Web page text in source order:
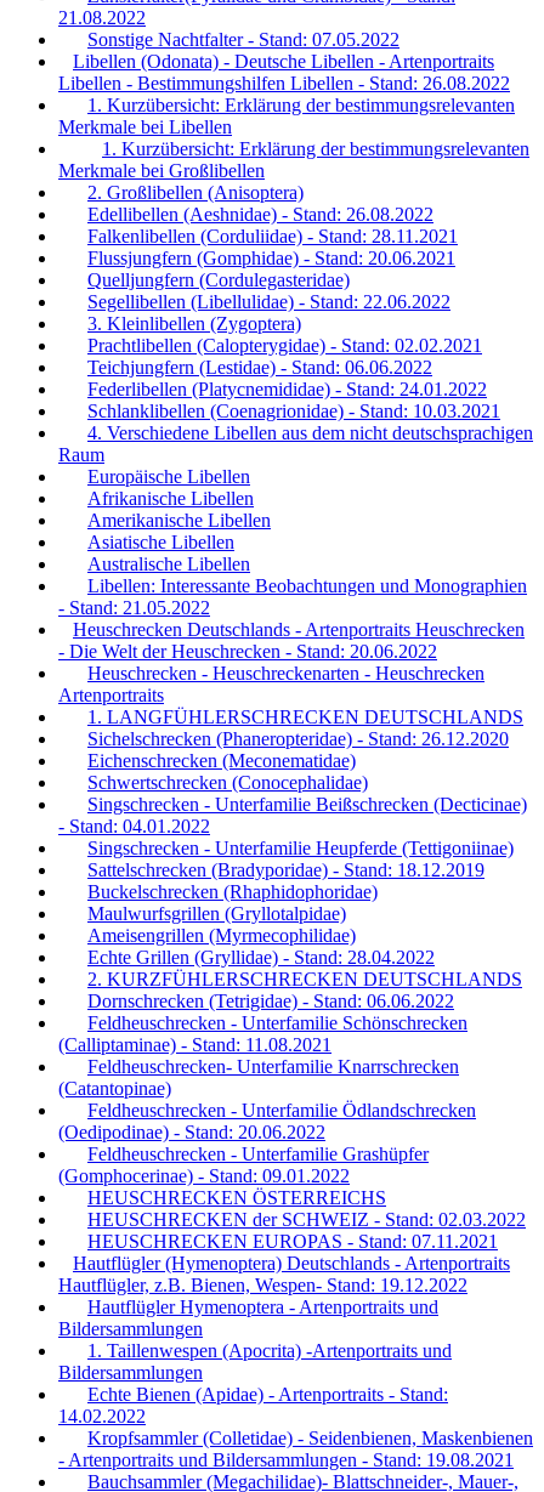
21.08.2022
Sonstige Nachtfalter - Stand: 07.05.2022
Libellen (Odonata) - Deutsche Libellen - Artenportraits
Libellen - Bestimmungshilfen Libellen - Stand: 26.08.2022
1. Kurzübersicht: Erklärung der bestimmungsrelevanten
Merkmale bei Libellen
1. Kurzübersicht: Erklärung der bestimmungsrelevanten
Merkmale bei Großlibellen
2. Großlibellen (Anisoptera)
Edellibellen (Aeshnidae) - Stand: 26.08.2022
Falkenlibellen (Corduliidae) - Stand: 28.11.2021
Flussjungfern (Gomphidae) - Stand: 20.06.2021
Quelljungfern (Cordulegasteridae)
Segellibellen (Libellulidae) - Stand: 22.06.2022
3. Kleinlibellen (Zygoptera)
Prachtlibellen (Calopterygidae) - Stand: 02.02.2021
Teichjungfern (Lestidae) - Stand: 06.06.2022
Federlibellen (Platycnemididae) - Stand: 24.01.2022
Schlanklibellen (Coenagrionidae) - Stand: 10.03.2021
4. Verschiedene Libellen aus dem nicht deutschsprachigen
Raum
Europäische Libellen
Afrikanische Libellen
Amerikanische Libellen
Asiatische Libellen
Australische Libellen
Libellen: Interessante Beobachtungen und Monographien
- Stand: 21.05.2022
Heuschrecken Deutschlands - Artenportraits Heuschrecken
- Die Welt der Heuschrecken - Stand: 20.06.2022
Heuschrecken - Heuschreckenarten - Heuschrecken
Artenportraits
1. LANGFÜHLERSCHRECKEN DEUTSCHLANDS
Sichelschrecken (Phaneropteridae) - Stand: 26.12.2020
Eichenschrecken (Meconematidae)
Schwertschrecken (Conocephalidae)
Singschrecken - Unterfamilie Beißschrecken (Decticinae)
- Stand: 04.01.2022
Singschrecken - Unterfamilie Heupferde (Tettigoniinae)
Sattelschrecken (Bradyporidae) - Stand: 18.12.2019
Buckelschrecken (Rhaphidophoridae)
Maulwurfsgrillen (Gryllotalpidae)
Ameisengrillen (Myrmecophilidae)
Echte Grillen (Gryllidae) - Stand: 28.04.2022
2. KURZFÜHLERSCHRECKEN DEUTSCHLANDS
Dornschrecken (Tetrigidae) - Stand: 06.06.2022
Feldheuschrecken - Unterfamilie Schönschrecken
(Calliptaminae) - Stand: 11.08.2021
Feldheuschrecken- Unterfamilie Knarrschrecken
(Catantopinae)
Feldheuschrecken - Unterfamilie Ödlandschrecken
(Oedipodinae) - Stand: 20.06.2022
Feldheuschrecken - Unterfamilie Grashüpfer
(Gomphocerinae) - Stand: 09.01.2022
HEUSCHRECKEN ÖSTERREICHS
HEUSCHRECKEN der SCHWEIZ - Stand: 02.03.2022
HEUSCHRECKEN EUROPAS - Stand: 07.11.2021
Hautflügler (Hymenoptera) Deutschlands - Artenportraits
Hautflügler, z.B. Bienen, Wespen- Stand: 19.12.2022
Hautflügler Hymenoptera - Artenportraits und
Bildersammlungen
1. Taillenwespen (Apocrita) -Artenportraits und
Bildersammlungen
Echte Bienen (Apidae) - Artenportraits - Stand:
14.02.2022
Kropfsammler (Colletidae) - Seidenbienen, Maskenbienen
- Artenportraits und Bildersammlungen - Stand: 19.08.2021
Bauchsammler (Megachilidae)- Blattschneider-, Mauer-,